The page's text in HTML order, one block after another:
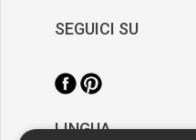
SEGUICI SU
LINGUA